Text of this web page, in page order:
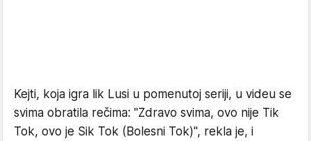
Kejti, koja igra lik Lusi u pomenutoj seriji, u videu se
svima obratila rečima: "Zdravo svima, ovo nije Tik
Tok, ovo je Sik Tok (Bolesni Tok)", rekla je, i